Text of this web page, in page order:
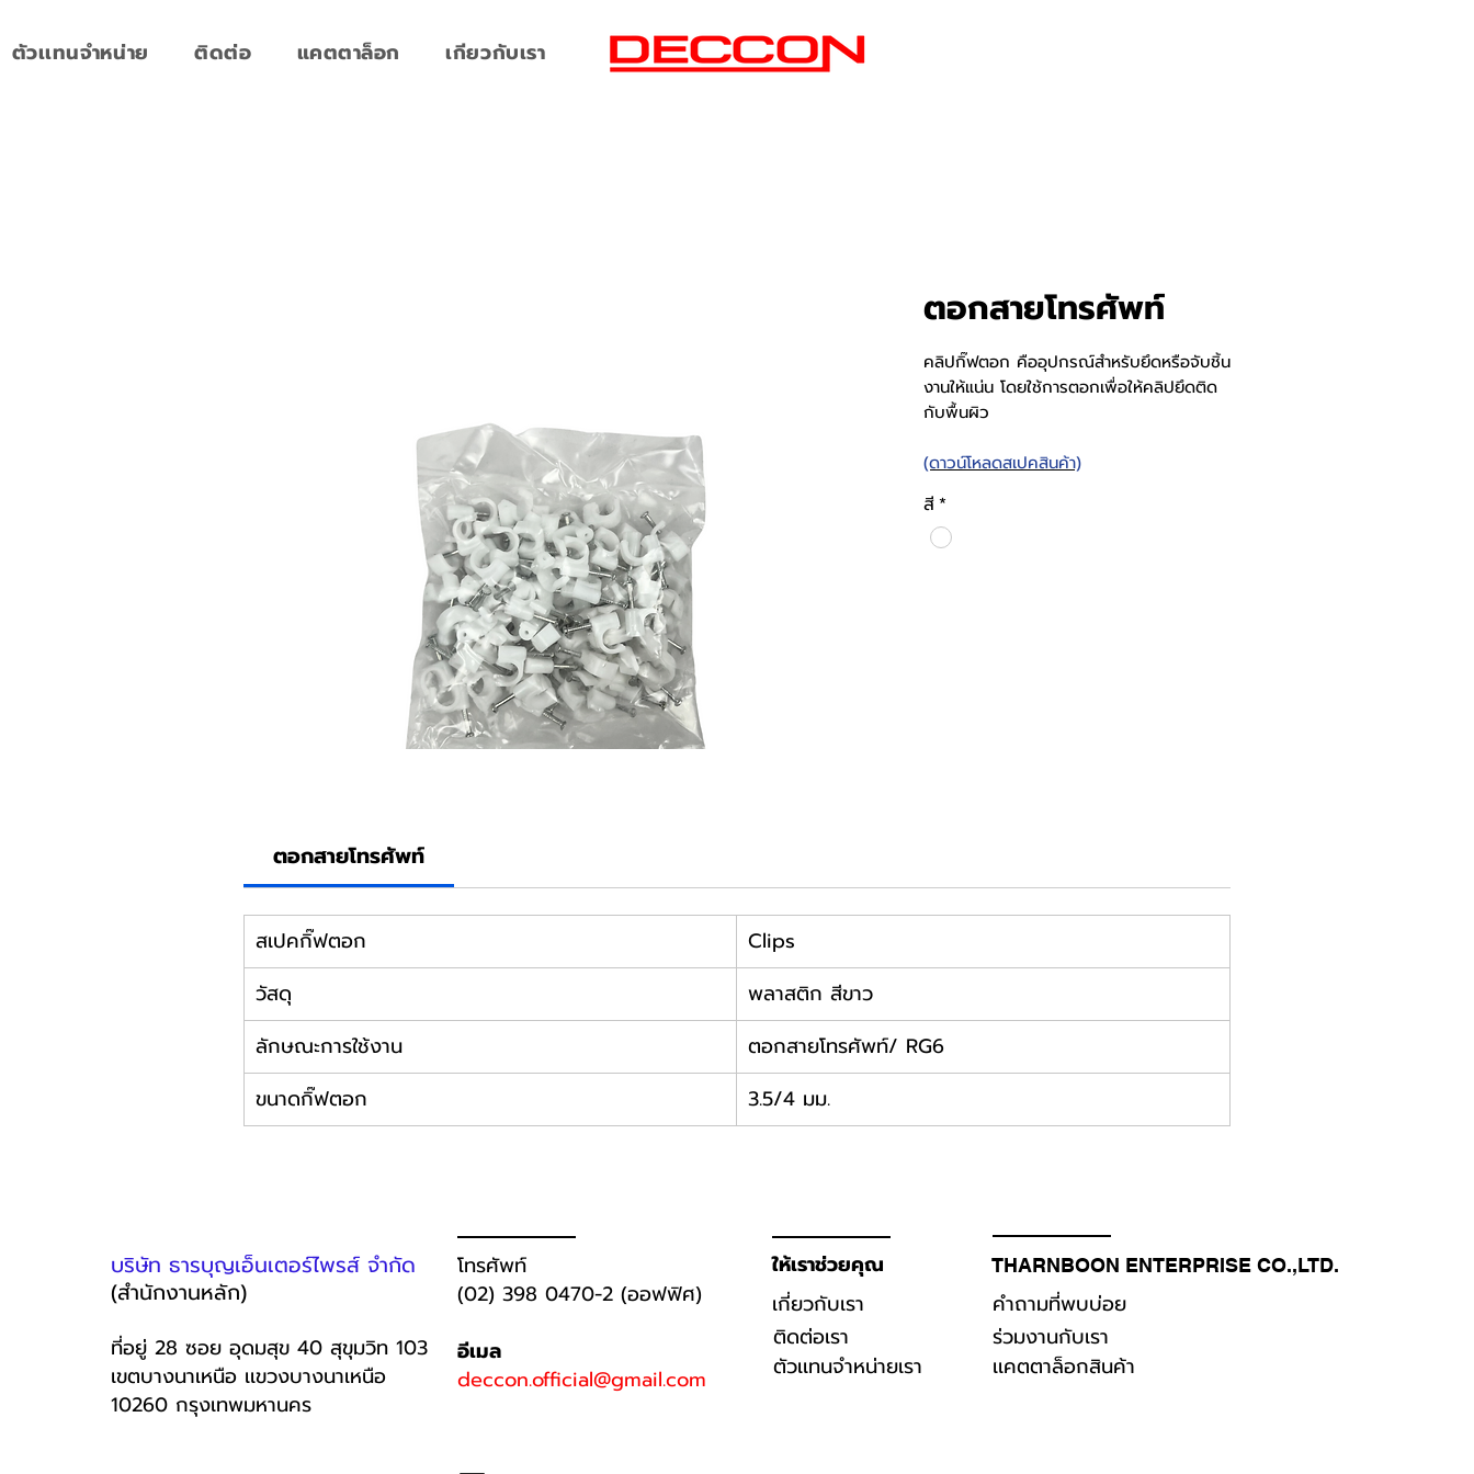
ตัวเเทนจำหน่าย ติดต่อ แคตตาล็อก เกียวกับเรา
ตอกสายโทรศัพท์
คลิปกิ๊ฟตอก คืออุปกรณ์สำหรับยึดหรือจับชิ้น
งานให้แน่น โดยใช้การตอกเพื่อให้คลิปยึดติด
กับพื้นผิว
(ดาวน์โหลดสเปคสินค้า)
สี*
ตอกสายโทรศัพท์
สเปคกิ๊ฟตอก
Clips
วัสดุ
พลาสติก สีขาว
ลักษณะการใช้งาน
ตอกสายโทรศัพท์/ RG6
ขนาดกิ๊ฟตอก
3.5/4 มม.
บริษัท ธารบุญเอ็นเตอร์ไพรส์ จำกัด
(สำนักงานหลัก)
ที่อยู่ 28 ซอย อุดมสุข 40 สุขุมวิท 103
เขตบางนาเหนือ เเขวงบางนาเหนือ
10260 กรุงเทพมหานคร
โทรศัพท์
(02) 398 0470-2 (ออฟฟิศ)
อีเมล
deccon.official@gmail.com
ให้เราช่วยคุณ THARNBOON ENTERPRISE CO.,LTD.
เกี่ยวกับเรา
ติดต่อเรา
ตัวเเทนจำหน่ายเรา
คำถามที่พบบ่อย
ร่วมงานกับเรา
เเคตตาล็อกสินค้า